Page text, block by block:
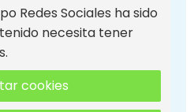
Redes Sociales ha sido
necesita tener
cookies